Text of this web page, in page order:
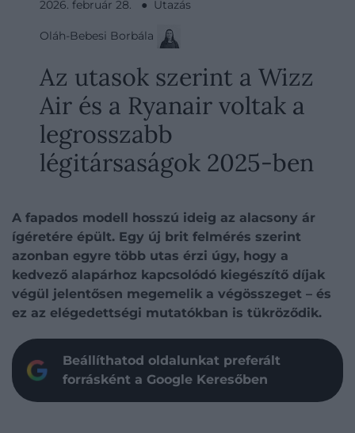
2026. február 28. ● Utazás
Oláh-Bebesi Borbála
Az utasok szerint a Wizz
Air és a Ryanair voltak a
legrosszabb
légitársaságok 2025-ben
A fapados modell hosszú ideig az alacsony ár
ígéretére épült. Egy új brit felmérés szerint
azonban egyre több utas érzi úgy, hogy a
kedvező alapárhoz kapcsolódó kiegészítő díjak
végül jelentősen megemelik a végösszeget – és
ez az elégedettségi mutatókban is tükröződik.
Beállíthatod oldalunkat preferált
forrásként a Google Keresőben